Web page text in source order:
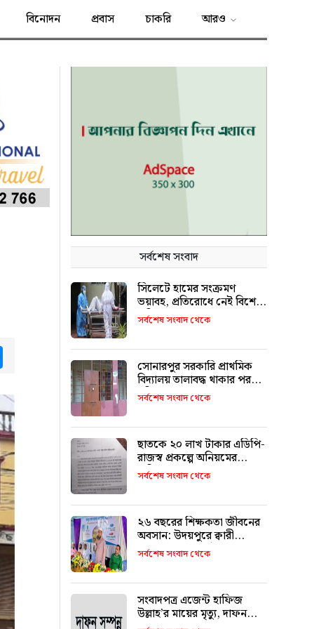
বিনোদন প্রবাস চাকরি আরও
সর্বশেষ সংবাদ
সিলেটে হামের সংক্রমণ
ভয়াবহ, প্রতিরোধে নেই বিশেষ
পরিকল্পনা
সর্বশেষ সংবাদ থেকে
সোনারপুর সরকারি প্রাথমিক
বিদ্যালয় তালাবদ্ধ থাকার পরও
চুরি
সর্বশেষ সংবাদ থেকে
ছাতকে ২০ লাখ টাকার এডিপি-
রাজস্ব প্রকল্পে অনিয়মের
অভিযোগ
সর্বশেষ সংবাদ থেকে
২৬ বছরের শিক্ষকতা জীবনের
অবসান: উদয়পুরে ক্বারী
মাওলানা ফখরুল ইসলামকে
আবেগঘন বিদায়
সর্বশেষ সংবাদ থেকে
সংবাদপত্র এজেন্ট হাফিজ
উল্লাহ’র মায়ের মৃত্যু, দাফন